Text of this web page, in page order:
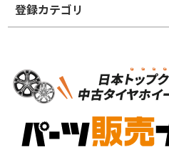
ホイールランク
S
品）
登録カテゴリ
スタッドレスタイヤホイールセッ